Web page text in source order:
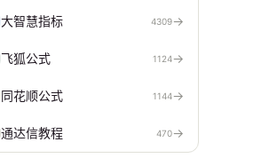
大智慧指标 4309→
飞狐公式 1124→
同花顺公式 1144→
通达信教程 470→